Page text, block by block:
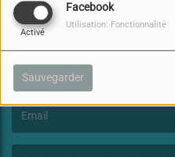
Facebook
Activé
Utilisation: Fonctionnalité
Sauvegarder
NOUS CONTACTER
(Le nom est obligatoire. )